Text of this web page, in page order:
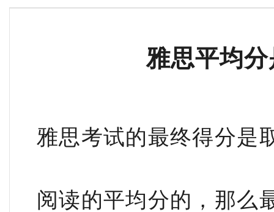
雅思平均
雅思考试的最终得分是
阅读的平均分的，那么